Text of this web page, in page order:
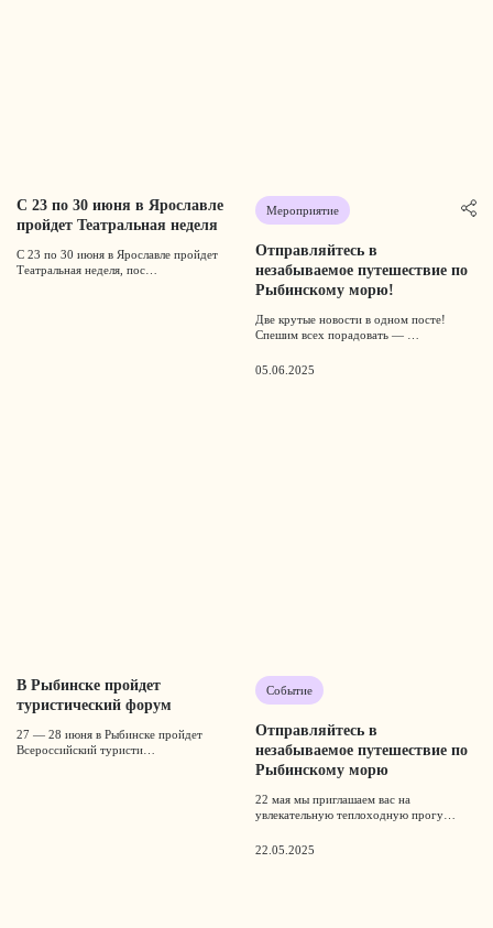
С 23 по 30 июня в Ярославле
пройдет Театральная неделя
С 23 по 30 июня в Ярославле пройдет
Театральная неделя, пос…
Мероприятие
Отправляйтесь в
незабываемое путешествие по
Рыбинскому морю!
Две крутые новости в одном посте!
Спешим всех порадовать — …
05.06.2025
В Рыбинске пройдет
туристический форум
27 — 28 июня в Рыбинске пройдет
Всероссийский туристи…
Событие
Отправляйтесь в
незабываемое путешествие по
Рыбинскому морю
22 мая мы приглашаем вас на
увлекательную теплоходную прогу…
22.05.2025